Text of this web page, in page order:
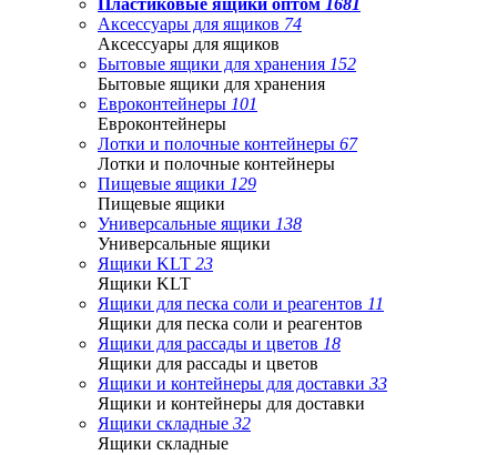
Аксессуары для ящиков 74
Аксессуары для ящиков
Бытовые ящики для хранения 152
Бытовые ящики для хранения
Евроконтейнеры 101
Евроконтейнеры
Лотки и полочные контейнеры 67
Лотки и полочные контейнеры
Пищевые ящики 129
Пищевые ящики
Универсальные ящики 138
Универсальные ящики
Ящики KLT 23
Ящики KLT
Ящики для песка соли и реагентов 11
Ящики для песка соли и реагентов
Ящики для рассады и цветов 18
Ящики для рассады и цветов
Ящики и контейнеры для доставки 33
Ящики и контейнеры для доставки
Ящики складные 32
Ящики складные